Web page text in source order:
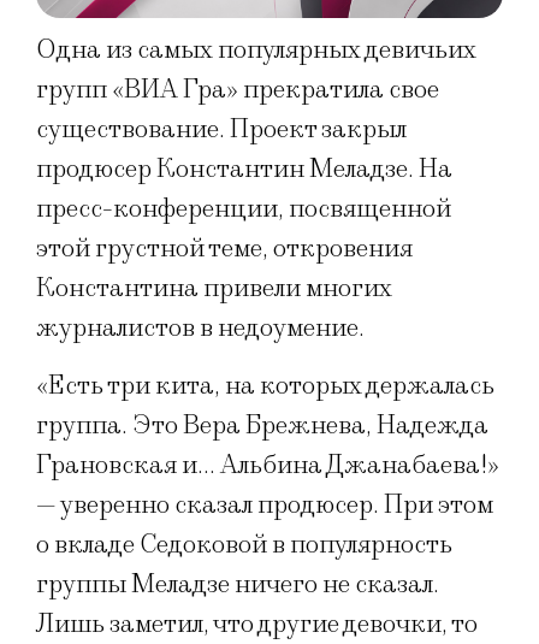
Одна из самых популярных девичьих
групп «ВИА Гра» прекратила свое
существование. Проект закрыл
продюсер Константин Меладзе. На
пресс-конференции, посвященной
этой грустной теме, откровения
Константина привели многих
журналистов в недоумение.
«Есть три кита, на которых держалась
группа. Это Вера Брежнева, Надежда
Грановская и… Альбина Джанабаева!»
— уверенно сказал продюсер. При этом
о вкладе Седоковой в популярность
группы Меладзе ничего не сказал.
Лишь заметил, что другие девочки, то